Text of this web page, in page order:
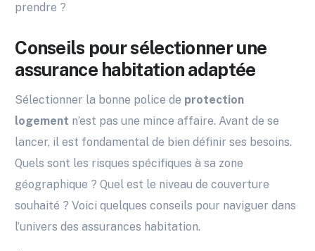
prendre ?
Conseils pour sélectionner une
assurance habitation adaptée
Sélectionner la bonne police de protection
logement n’est pas une mince affaire. Avant de se
lancer, il est fondamental de bien définir ses besoins.
Quels sont les risques spécifiques à sa zone
géographique ? Quel est le niveau de couverture
souhaité ? Voici quelques conseils pour naviguer dans
l’univers des assurances habitation.